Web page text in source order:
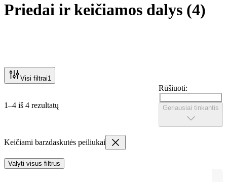
Priedai ir keičiamos dalys (4)
Visi filtrai1
1–4 iš 4 rezultatų
Rūšiuoti:
Geriausiai tinkantis
Keičiami barzdaskutės peiliukai
Valyti visus filtrus